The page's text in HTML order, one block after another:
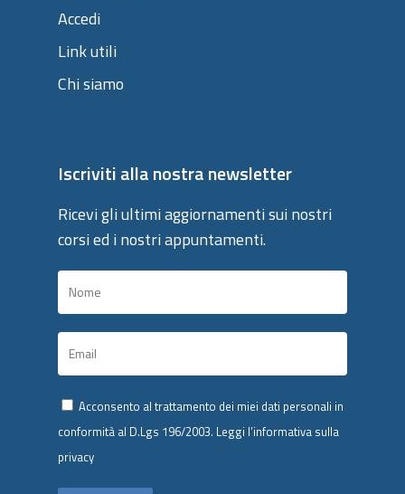
Accedi
Link utili
Chi siamo
Iscriviti alla nostra newsletter
Ricevi gli ultimi aggiornamenti sui nostri
corsi ed i nostri appuntamenti.
Acconsento al trattamento dei miei dati personali in
conformità al D.Lgs 196/2003. Leggi l’informativa sulla
privacy